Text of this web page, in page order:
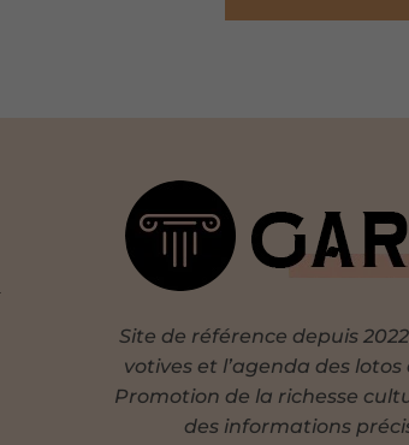
Site de référence depuis
votives et l’agenda des
Promotion de la richesse
des informations